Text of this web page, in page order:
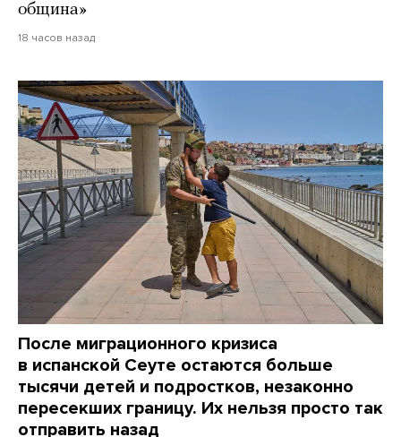
община»
18 часов назад
После миграционного кризиса
в испанской Сеуте остаются больше
тысячи детей и подростков, незаконно
пересекших границу. Их нельзя просто так
отправить назад